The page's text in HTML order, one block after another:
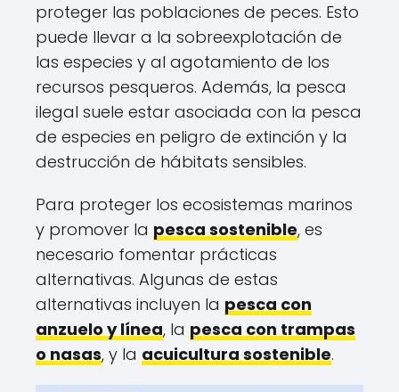
proteger las poblaciones de peces. Esto
puede llevar a la sobreexplotación de
las especies y al agotamiento de los
recursos pesqueros. Además, la pesca
ilegal suele estar asociada con la pesca
de especies en peligro de extinción y la
destrucción de hábitats sensibles.
Para proteger los ecosistemas marinos
y promover la pesca sostenible, es
necesario fomentar prácticas
alternativas. Algunas de estas
alternativas incluyen la pesca con
anzuelo y línea, la pesca con trampas
o nasas, y la acuicultura sostenible.